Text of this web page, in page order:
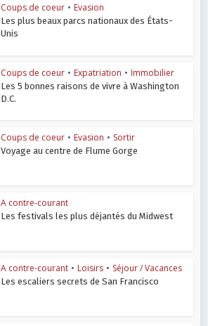
Coups de coeur • Evasion
Les plus beaux parcs nationaux des États-
Unis
Coups de coeur • Expatriation • Immobilier
Les 5 bonnes raisons de vivre à Washington
D.C.
Coups de coeur • Evasion • Sortir
Voyage au centre de Flume Gorge
A contre-courant
Les festivals les plus déjantés du Midwest
A contre-courant • Loisirs • Séjour / Vacances
Les escaliers secrets de San Francisco